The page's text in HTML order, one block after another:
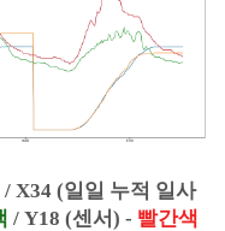
/ X34 (일일 누적 일사
/ Y18 (센서) - 빨간색